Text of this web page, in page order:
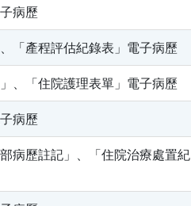
病歷
「產程評估紀錄表」電子病歷
、「住院護理表單」電子病歷
病歷
病歷註記」、「住院治療處置紀